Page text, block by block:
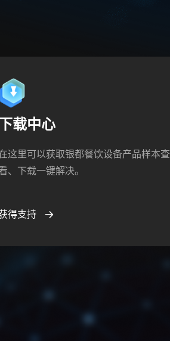
载中心
这里可以获取银都餐饮设备产品样本查
、下载一键解决。
得支持